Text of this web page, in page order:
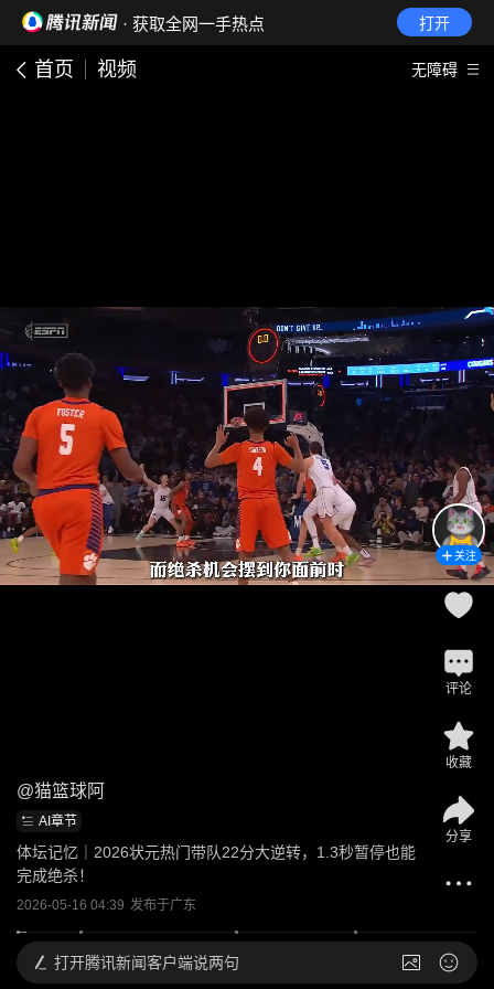
· 获取全网一手热点 打开
首页 视频 无障碍
@猫篮球阿
AI章节
体坛记忆｜2026状元热门带队22分大逆转，1.3秒暂停也能
完成绝杀！
2026-05-16 04:39 发布于广东
关注
评论
收藏
分享
打开腾讯新闻客户端说两句